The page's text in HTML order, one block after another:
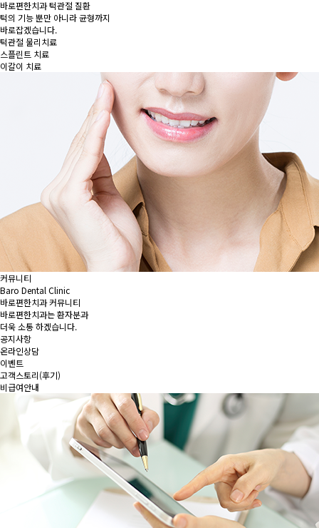
바로편한치과 턱관절 질환
턱의 기능 뿐만 아니라 균형까지
바로잡겠습니다.
턱관절 물리치료
스플린트 치료
이갈이 치료
커뮤니티
Baro Dental Clinic
바로편한치과 커뮤니티
바로편한치과는 환자분과
더욱 소통 하겠습니다.
공지사항
온라인상담
이벤트
고객스토리(후기)
비급여안내